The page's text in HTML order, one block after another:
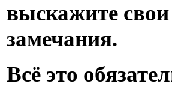
выскажите
замечания.
Всё это